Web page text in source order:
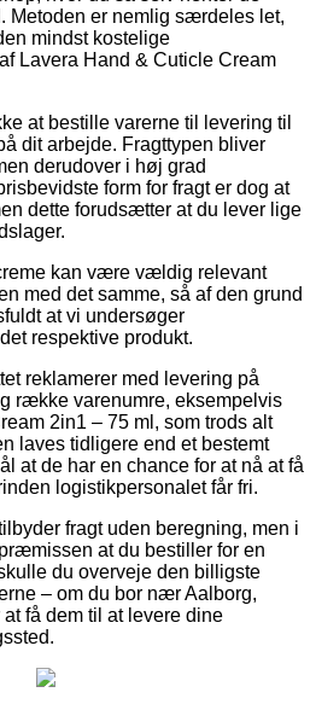
Metoden er nemlig særdeles let,
mindst kostelige
Lavera Hand & Cuticle Cream
at bestille varerne til levering til
dit arbejde. Fragttypen bliver
derudover i høj grad
form for fragt er dog at
dette forudsætter at du lever lige
kan være vældig relevant
med det samme, så af den grund
at vi undersøger
respektive produkt.
reklamerer med levering på
række varenumre, eksempelvis
2in1 – 75 ml, som trods alt
laves tidligere end et bestemt
at de har en chance for at nå at få
logistikpersonalet får fri.
fragt uden beregning, men i
at du bestiller for en
du overveje den billigste
– om du bor nær Aalborg,
få dem til at levere dine